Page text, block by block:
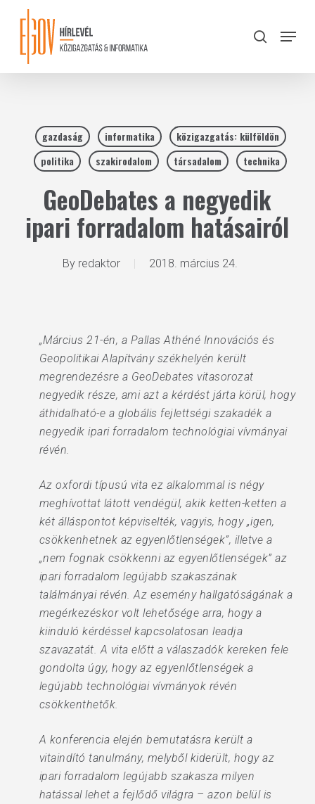
content
search
Menu
gazdaság informatika
közigazgatás: külföldön
politika
szakirodalom társadalom technika
GeoDebates a negyedik
ipari forradalom hatásairól
By redaktor 2018. március 24.
„Március 21-én, a Pallas Athéné Innovációs és
Geopolitikai Alapítvány székhelyén került
megrendezésre a GeoDebates vitasorozat
negyedik része, ami azt a kérdést járta körül, hogy
áthidalható-e a globális fejlettségi szakadék a
negyedik ipari forradalom technológiai vívmányai
révén.
Az oxfordi típusú vita ez alkalommal is négy
meghívottat látott vendégül, akik ketten-ketten a
két álláspontot képviselték, vagyis, hogy „igen,
csökkenhetnek az egyenlőtlenségek”, illetve a
„nem fognak csökkenni az egyenlőtlenségek” az
ipari forradalom legújabb szakaszának
találmányai révén. Az esemény hallgatóságának a
megérkezéskor volt lehetősége arra, hogy a
kiinduló kérdéssel kapcsolatosan leadja
szavazatát. A vita előtt a válaszadók kereken fele
gondolta úgy, hogy az egyenlőtlenségek a
legújabb technológiai vívmányok révén
csökkenthetők.
A konferencia elején bemutatásra került a
vitaindító tanulmány, melyből kiderült, hogy az
ipari forradalom legújabb szakasza milyen
hatással lehet a fejlődő világra – azon belül is
Close